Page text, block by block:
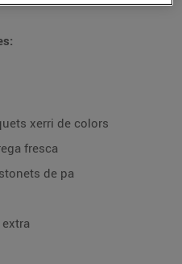
xerri de colors
fresca
de pa
extra